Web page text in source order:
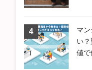
マ
い
値で